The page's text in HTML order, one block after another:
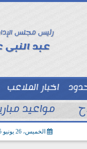
رئيس مجلس
عبد النبى
اخبار الملاعب
شو مواعيد مباريات اليوم
الخميس، 26 يونيو 2025